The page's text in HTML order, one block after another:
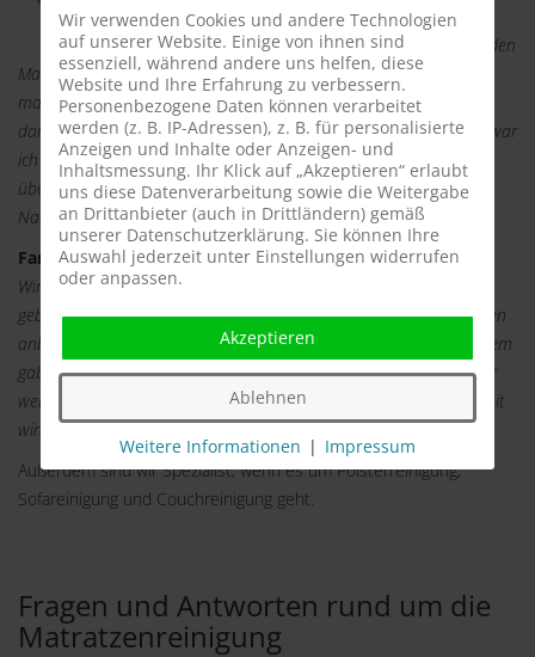
absolut pünktlich. Nach einem kurzen Smalltalk
begann er mit seiner Arbeit. Er reinigte meine beiden
Matratzen beidseitig und es dauerte fast 1 Stunde. Im Anschluss
machte er gleich einen neuen Termin, damit wir uns rechtzeitig
danach richten können. Da ich seit einigen Jahren Allergikerin bin war
ich anfangs misstrauisch. Doch nach der ersten Nacht war ich
überzeugt. Ich schlief wie ein Stein, ohne Jucken und verstopfter
Nase. Vielen Dank für den Service und die ruhigen Nächte.
Fam. Schreiber aus Baunatal 12.11.2014
Wir sind Betreiber eines Hotels und haben die Milbencleaner
gebucht. Wir möchten unseren Kunden nur 120% ig saubere Betten
anbieten. Die Milbencleaner waren sehr professionell und außerdem
gaben Sie uns gleich einen Tipp, den wir zu beherzigen wissen. Wir
werden regelmäßig die Milbencleaner buchen, denn wir können mit
wirklich sauberen Betten werben.
Außerdem sind wir Spezialist, wenn es um Polsterreinigung,
Sofareinigung und Couchreinigung geht.
Fragen und Antworten rund um die
Matratzenreinigung
Wir verwenden Cookies und andere Technologien
auf unserer Website. Einige von ihnen sind
essenziell, während andere uns helfen, diese
Website und Ihre Erfahrung zu verbessern.
Personenbezogene Daten können verarbeitet
werden (z. B. IP-Adressen), z. B. für personalisierte
Anzeigen und Inhalte oder Anzeigen- und
Inhaltsmessung. Ihr Klick auf „Akzeptieren“ erlaubt
uns diese Datenverarbeitung sowie die Weitergabe
an Drittanbieter (auch in Drittländern) gemäß
unserer Datenschutzerklärung. Sie können Ihre
Auswahl jederzeit unter Einstellungen widerrufen
oder anpassen.
Akzeptieren
Ablehnen
Weitere Informationen | Impressum